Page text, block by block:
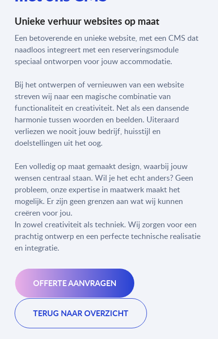
Unieke verhuur websites op maat
Een betoverende en unieke website, met een CMS dat
naadloos integreert met een reserveringsmodule
speciaal ontworpen voor jouw accommodatie.
Bij het ontwerpen of vernieuwen van een website
streven wij naar een magische combinatie van
functionaliteit en creativiteit. Net als een dansende
harmonie tussen woorden en beelden. Uiteraard
verliezen we nooit jouw bedrijf, huisstijl en
doelstellingen uit het oog.
Een volledig op maat gemaakt design, waarbij jouw
wensen centraal staan. Wil je het echt anders? Geen
probleem, onze expertise in maatwerk maakt het
mogelijk. Er zijn geen grenzen aan wat wij kunnen
creëren voor jou.
In zowel creativiteit als techniek. Wij zorgen voor een
prachtig ontwerp en een perfecte technische realisatie
en integratie.
OFFERTE AANVRAGEN
TERUG NAAR OVERZICHT